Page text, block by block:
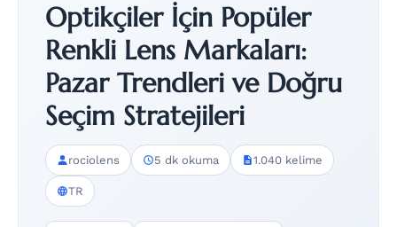
Optikçiler İçin Popüler
Renkli Lens Markaları:
Pazar Trendleri ve Doğru
Seçim Stratejileri
rociolens 5 dk okuma 1.040 kelime
TR